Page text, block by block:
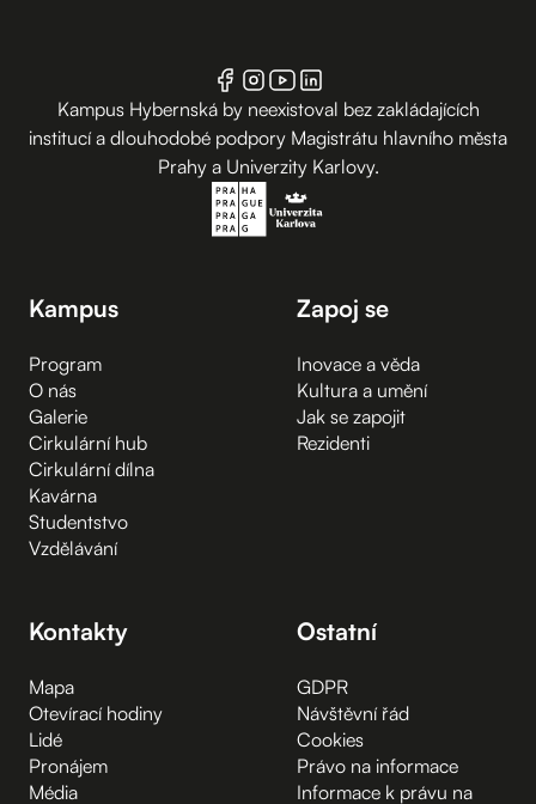
Kampus Hybernská by neexistoval bez zakládajících
institucí a dlouhodobé podpory Magistrátu hlavního města
Prahy a Univerzity Karlovy.
Kampus
Program
O nás
Galerie
Cirkulární hub
Cirkulární dílna
Kavárna
Studentstvo
Vzdělávání
Zapoj se
Inovace a věda
Kultura a umění
Jak se zapojit
Rezidenti
Kontakty
Mapa
Otevírací hodiny
Lidé
Pronájem
Média
Ostatní
GDPR
Návštěvní řád
Cookies
Právo na informace
Informace k právu na